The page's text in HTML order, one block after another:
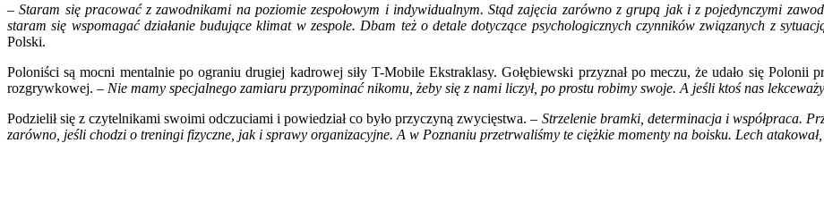
–Staram się pracować z zawodnikami na poziomie zespołowym i indywidualnym. Stąd zajęcia zarówno z grupą jak i z pojedynczymi
staram się wspomagać działanie budujące klimat w zespole. Dbam też o detale dotyczące psychologicznych czynników związanych z
Polski.
Poloniści są mocni mentalnie po ograniu drugiej kadrowej siły T-Mobile Ekstraklasy. Gołębiewski przyznał po meczu, że udało się
rozgrywkowej. – Nie mamy specjalnego zamiaru przypominać nikomu, żeby się z nami liczył, po prostu robimy swoje. A jeśli ktoś nas
Podzielił się z czytelnikami swoimi odczuciami i powiedział co było przyczyną zwycięstwa. – Strzelenie bramki, determinacja i współpraca.
zarówno, jeśli chodzi o treningi fizyczne, jak i sprawy organizacyjne. A w Poznaniu przetrwaliśmy te ciężkie momenty na boisku. Lech